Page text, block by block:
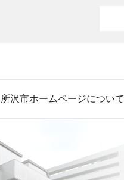
所沢市ホームページについて